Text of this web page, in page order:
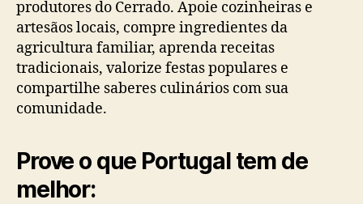
produtores do Cerrado. Apoie cozinheiras e
artesãos locais, compre ingredientes da
agricultura familiar, aprenda receitas
tradicionais, valorize festas populares e
compartilhe saberes culinários com sua
comunidade.
Prove o que Portugal tem de
melhor: